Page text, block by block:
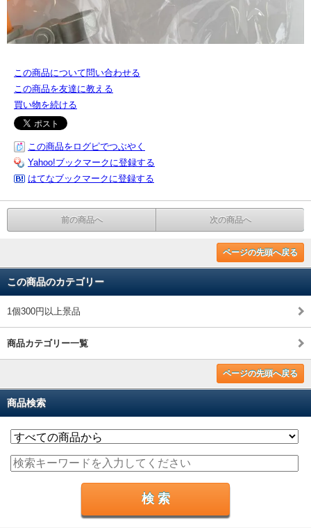
この商品について問い合わせる
この商品を友達に教える
買い物を続ける
この商品をログピでつぶやく
Yahoo!ブックマークに登録する
はてなブックマークに登録する
前の商品へ 次の商品へ
ページの先頭へ戻る
この商品のカテゴリー
1個300円以上景品
商品カテゴリー一覧
ページの先頭へ戻る
商品検索